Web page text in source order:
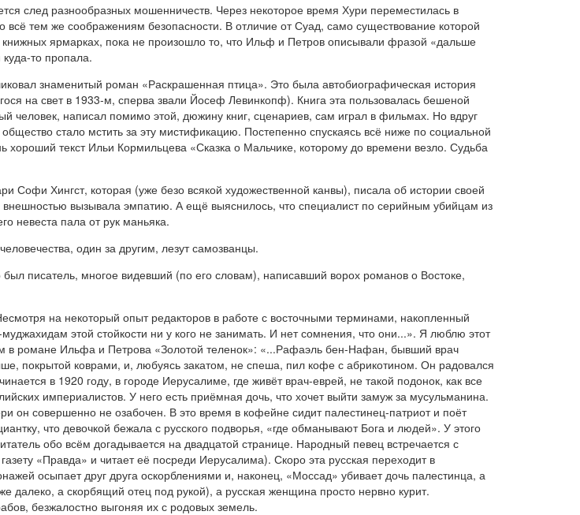
след разнообразных мошенничеств. Через некоторое время Хури переместилась в
тем же соображениям безопасности. В отличие от Суад, само существование которой
ярмарках, пока не произошло то, что Ильф и Петров описывали фразой «дальше
то пропала.
знаменитый роман «Раскрашенная птица». Это была автобиографическая история
на свет в 1933-м, сперва звали Йосеф Левинкопф). Книга эта пользовалась бешеной
человек, написал помимо этой, дюжину книг, сценариев, сам играл в фильмах. Но вдруг
стало мстить за эту мистификацию. Постепенно спускаясь всё ниже по социальной
хороший текст Ильи Кормильцева «Сказка о Мальчике, которому до времени везло. Судьба
Хингст, которая (уже безо всякой художественной канвы), писала об истории своей
вызывала эмпатию. А ещё выяснилось, что специалист по серийным убийцам из
невеста пала от рук маньяка.
один за другим, лезут самозванцы.
писатель, многое видевший (по его словам), написавший ворох романов о Востоке,
на некоторый опыт редакторов в работе с восточными терминами, накопленный
этой стойкости ни у кого не занимать. И нет сомнения, что они...». Я люблю этот
в романе Ильфа и Петрова «Золотой теленок»: «...Рафаэль бен-Нафан, бывший врач
покрытой коврами, и, любуясь закатом, не спеша, пил кофе с абрикотином. Он радовался
в 1920 году, в городе Иерусалиме, где живёт врач-еврей, не такой подонок, как все
империалистов. У него есть приёмная дочь, что хочет выйти замуж за мусульманина.
он совершенно не озабочен. В это время в кофейне сидит палестинец-патриот и поёт
что девочкой бежала с русского подворья, «где обманывают Бога и людей». У этого
обо всём догадывается на двадцатой странице. Народный певец встречается с
«Правда» и читает её посреди Иерусалима). Скоро эта русская переходит в
осыпает друг друга оскорблениями и, наконец, «Моссад» убивает дочь палестинца, а
а скорбящий отец под рукой), а русская женщина просто нервно курит.
безжалостно выгоняя их с родовых земель.